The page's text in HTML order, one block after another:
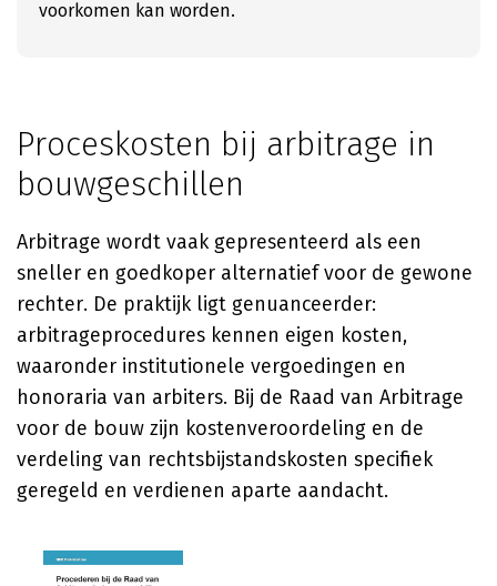
voorkomen kan worden.
Proceskosten bij arbitrage in
bouwgeschillen
Arbitrage wordt vaak gepresenteerd als een
sneller en goedkoper alternatief voor de gewone
rechter. De praktijk ligt genuanceerder:
arbitrageprocedures kennen eigen kosten,
waaronder institutionele vergoedingen en
honoraria van arbiters. Bij de Raad van Arbitrage
voor de bouw zijn kostenveroordeling en de
verdeling van rechtsbijstandskosten specifiek
geregeld en verdienen aparte aandacht.